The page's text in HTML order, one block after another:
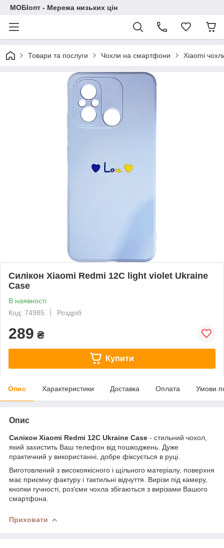
МОБІопт - Мережа низьких цін
Товари та послуги Чохли на смартфони Xiaomi
Силікон Xiaomi Redmi 12C light violet Ukraine
Case
В наявності
Код: 74985
Роздріб
289 ₴
Купити
Опис Характеристики Доставка Оплата Умови
Опис
Силікон Xiaomi Redmi 12C Ukraine Case - стильний чохол,
який захистить Ваш телефон від пошкоджень. Дуже
практичний у використанні, добре фіксується в руці.
Виготовлений з високоякісного і щільного матеріалу, поверхня
має приємну фактуру і тактильні відчуття. Вирізи під камеру,
кнопки гучності, роз'єми чохла збігаються з вирізами Вашого
смартфона.
Приховати